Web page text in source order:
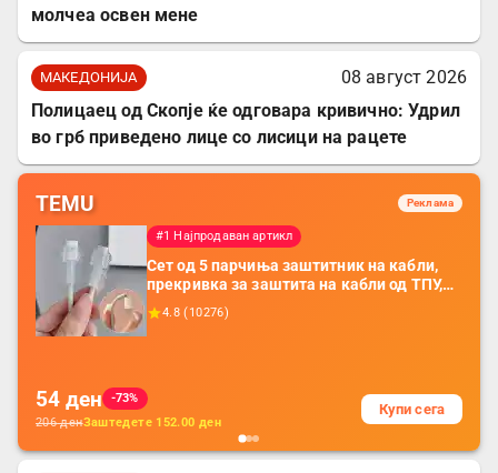
молчеа освен мене
МАКЕДОНИЈА
08 август 2026
Полицаец од Скопје ќе одговара кривично: Удрил
во грб приведено лице со лисици на рацете
TEMU Реклама
#1 Најпродаван артикл
Сет од 5 парчиња заштитник на кабли,
прекривка за заштита на кабли од ТПУ,
додатоци за заштита на кабли, без
батерија, за мобилни телефони, комплет
4.8 (10276)
54 ден
-73%
206денЗаштедете 152.00 ден
Купи сега